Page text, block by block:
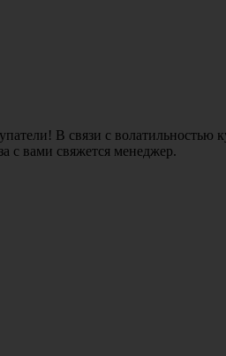
В связи с волатильностью
с вами свяжется менеджер.